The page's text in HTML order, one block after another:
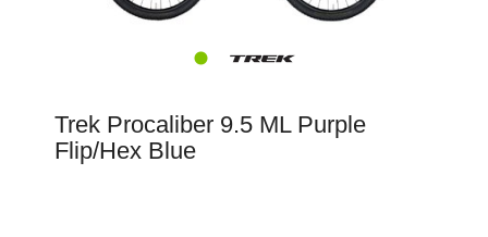
Trek Procaliber 9.5 ML Purple
Flip/Hex Blue